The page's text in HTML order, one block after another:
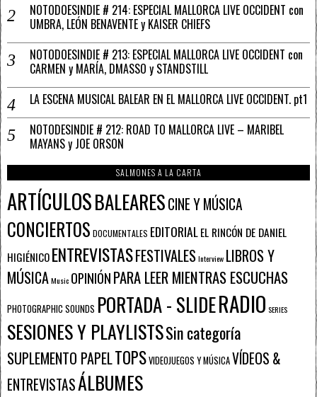
NOTODOESINDIE # 214: ESPECIAL MALLORCA LIVE OCCIDENT con
UMBRA, LEÓN BENAVENTE y KAISER CHIEFS
NOTODOESINDIE # 213: ESPECIAL MALLORCA LIVE OCCIDENT con
CARMEN y MARÍA, DMASSO y STANDSTILL
LA ESCENA MUSICAL BALEAR EN EL MALLORCA LIVE OCCIDENT. pt1
NOTODESINDIE # 212: ROAD TO MALLORCA LIVE – MARIBEL
MAYANS y JOE ORSON
SALMONES A LA CARTA
ARTÍCULOSBALEARESCINE Y MÚSICA
CONCIERTOS DOCUMENTALES EDITORIALEL RINCÓN DE DANIEL
HIGIÉNICOENTREVISTASFESTIVALESInterview LIBROS Y
MÚSICAMusic OPINIÓNPARA LEER MIENTRAS ESCUCHAS
PHOTOGRAPHIC SOUNDS PORTADA - SLIDERADIO SERIES
SESIONES Y PLAYLISTSSin categoría
SUPLEMENTO PAPELTOPSVIDEOJUEGOS Y MÚSICAVÍDEOS &
ENTREVISTASÁLBUMES